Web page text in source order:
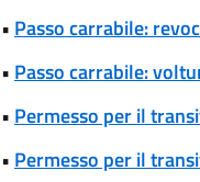
• Passo carrabile:
• Passo carrabile:
• Permesso per il
• Permesso per il